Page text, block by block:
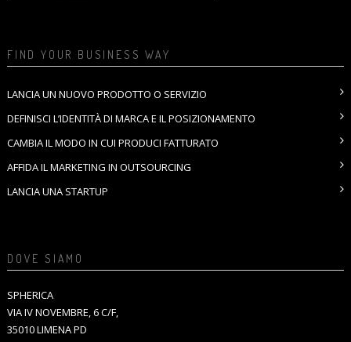
FIND YOUR BUSINESS WAY
LANCIA UN NUOVO PRODOTTO O SERVIZIO
DEFINISCI L’IDENTITÀ DI MARCA E IL POSIZIONAMENTO
CAMBIA IL MODO IN CUI PRODUCI FATTURATO
AFFIDA IL MARKETING IN OUTSOURCING
LANCIA UNA STARTUP
DOVE SIAMO
SPHERICA
VIA IV NOVEMBRE, 6 C/F,
35010 LIMENA PD